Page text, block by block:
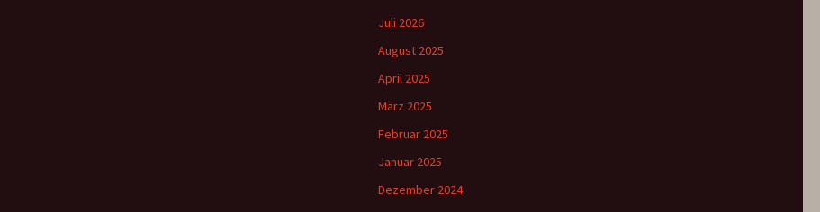
Juli 2026
August 2025
April 2025
März 2025
Februar 2025
Januar 2025
Dezember 2024